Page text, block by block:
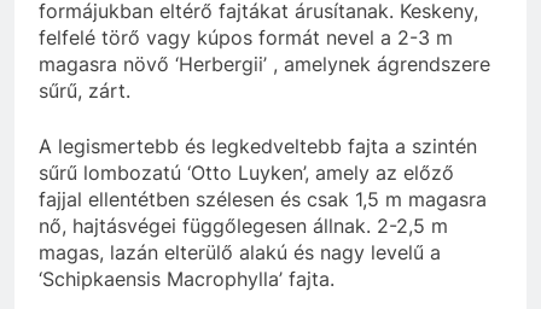
formájukban eltérő fajtákat árusítanak. Keskeny,
felfelé törő vagy kúpos formát nevel a 2-3 m
magasra növő ‘Herbergii’ , amelynek ágrendszere
sűrű, zárt.
A legismertebb és legkedveltebb fajta a szintén
sűrű lombozatú ‘Otto Luyken’, amely az előző
fajjal ellentétben szélesen és csak 1,5 m magasra
nő, hajtásvégei függőlegesen állnak. 2-2,5 m
magas, lazán elterülő alakú és nagy levelű a
‘Schipkaensis Macrophylla’ fajta.